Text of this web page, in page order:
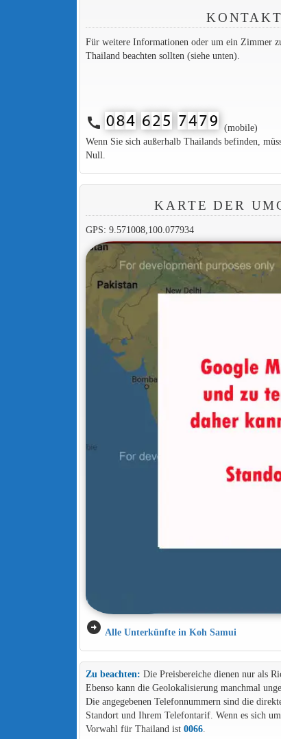
Für weitere Informationen oder um ein Zimmer
Thailand beachten sollten (siehe unten).
call
(mobile)
Wenn Sie sich außerhalb Thailands befinden,
Null.
KARTE DER
GPS: 9.571008,100.077934
arrow_circle_right Alle Unterkünfte in Koh Samui
Zu beachten: Die Preisbereiche dienen nur als
Ebenso kann die Geolokalisierung manchmal
Die angegebenen Telefonnummern sind die
Standort und Ihrem Telefontarif. Wenn es sich
Vorwahl für Thailand ist 0066.